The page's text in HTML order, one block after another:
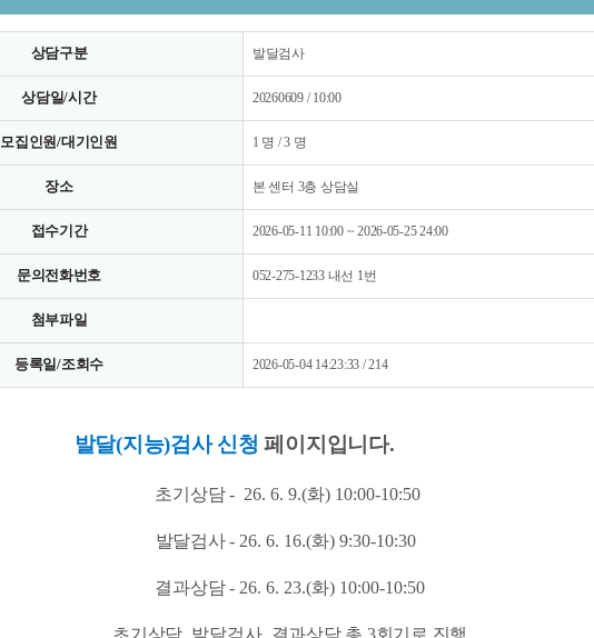
상담구분 발달검사
상담일/시간 20260609 / 10:00
모집인원/대기인원 1 명 / 3 명
장소 본 센터 3층 상담실
접수기간 2026-05-11 10:00 ~ 2026-05-25 24:00
문의전화번호 052-275-1233 내선 1번
첨부파일
등록일/조회수 2026-05-04 14:23:33 / 214
발달(지능)검사 신청 페이지입니다.
초기상담- 26. 6. 9.(화) 10:00-10:50
발달검사- 26. 6. 16.(화) 9:30-10:30
결과상담- 26. 6. 23.(화) 10:00-10:50
초기상담, 발달검사, 결과상담 총 3회기로 진행